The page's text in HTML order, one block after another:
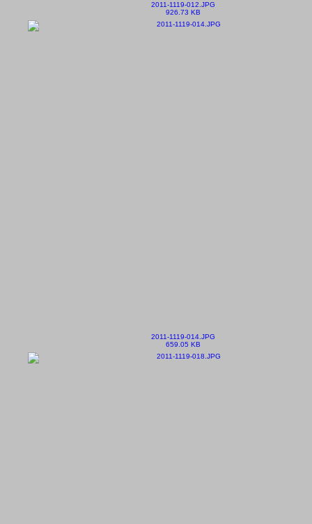
2011-1119-012.JPG
926.73 KB
2011-1119-014.JPG
659.05 KB